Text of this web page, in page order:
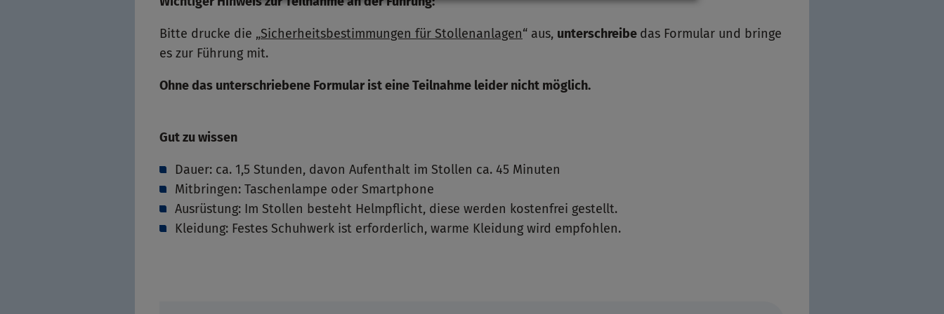
Bitte drucke die „Sicherheitsbestimmungen für Stollenanlagen“ aus, unterschreibe das Formular und bringe
es zur Führung mit.
Ohne das unterschriebene Formular ist eine Teilnahme leider nicht möglich.
Gut zu wissen
Dauer: ca. 1,5 Stunden, davon Aufenthalt im Stollen ca. 45 Minuten
Mitbringen: Taschenlampe oder Smartphone
Ausrüstung: Im Stollen besteht Helmpflicht, diese werden kostenfrei gestellt.
Kleidung: Festes Schuhwerk ist erforderlich, warme Kleidung wird empfohlen.